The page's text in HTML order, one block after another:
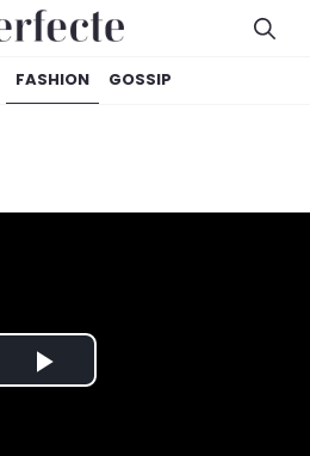
FASHION GOSSIP